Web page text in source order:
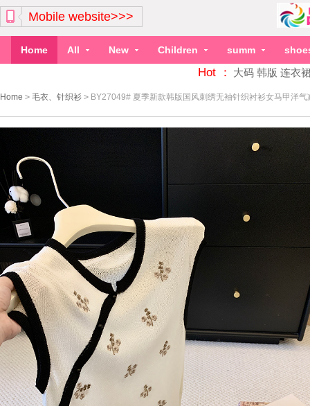
Mobile website>>>
Home All New Children summ
Hot ： 大码 韩版 连衣
Home > 毛衣、针织衫 > BY27049# 夏季新款韩版国风刺绣无袖针织衬衫女马甲洋